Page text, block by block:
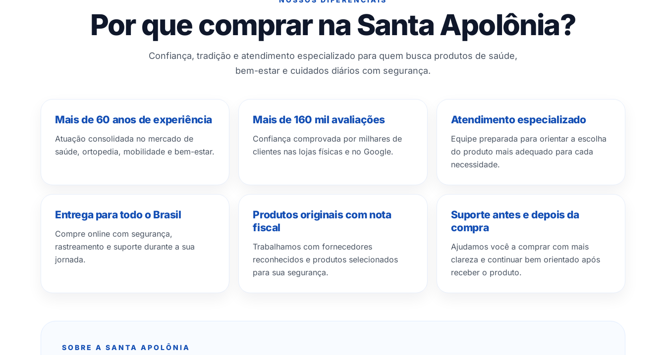
Por que comprar na Santa Apolônia?
Confiança, tradição e atendimento especializado para quem busca produtos de saúde,
bem-estar e cuidados diários com segurança.
Mais de 60 anos de experiência
Atuação consolidada no mercado de
saúde, ortopedia, mobilidade e bem-estar.
Mais de 160 mil avaliações
Confiança comprovada por milhares de
clientes nas lojas físicas e no Google.
Atendimento especializado
Equipe preparada para orientar a escolha
do produto mais adequado para cada
necessidade.
Entrega para todo o Brasil
Compre online com segurança,
rastreamento e suporte durante a sua
jornada.
Produtos originais com nota
fiscal
Trabalhamos com fornecedores
reconhecidos e produtos selecionados
para sua segurança.
Suporte antes e depois da
compra
Ajudamos você a comprar com mais
clareza e continuar bem orientado após
receber o produto.
SOBRE A SANTA APOLÔNIA